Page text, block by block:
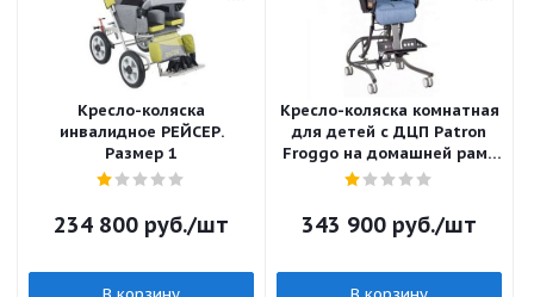
Кресло-коляска
инвалидное РЕЙСЕР.
Размер 1
234 800 руб./шт
Кресло-коляска комнатная
для детей с ДЦП Patron
Froggo на домашней раме
хай лоу Denver Frg101
343 900 руб./шт